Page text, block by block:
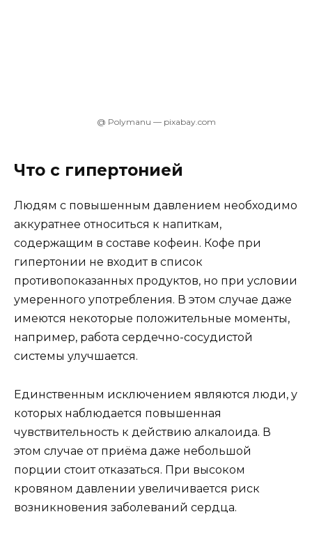
@ Polymanu — pixabay.com
Что с гипертонией
Людям с повышенным давлением необходимо
аккуратнее относиться к напиткам,
содержащим в составе кофеин. Кофе при
гипертонии не входит в список
противопоказанных продуктов, но при условии
умеренного употребления. В этом случае даже
имеются некоторые положительные моменты,
например, работа сердечно-сосудистой
системы улучшается.
Единственным исключением являются люди, у
которых наблюдается повышенная
чувствительность к действию алкалоида. В
этом случае от приёма даже небольшой
порции стоит отказаться. При высоком
кровяном давлении увеличивается риск
возникновения заболеваний сердца.